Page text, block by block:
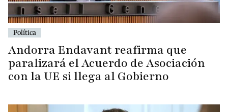
Política
Andorra Endavant reafirma que
paralizará el Acuerdo de Asociación
con la UE si llega al Gobierno